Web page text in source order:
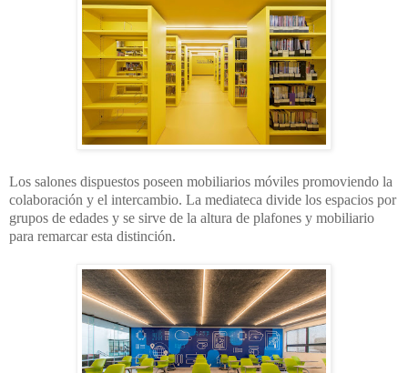
Los salones dispuestos poseen mobiliarios móviles promoviendo la
colaboración y el intercambio. La mediateca divide los espacios por
grupos de edades y se sirve de la altura de plafones y mobiliario
para remarcar esta distinción.